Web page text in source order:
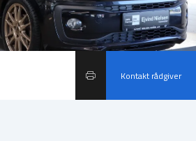
Kontakt rådgiver